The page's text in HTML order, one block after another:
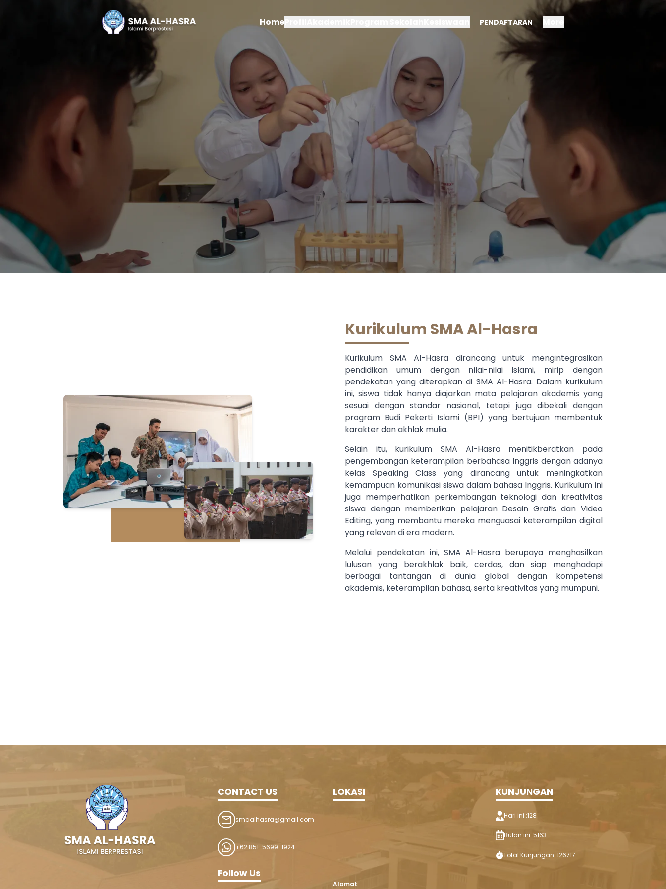
Home PENDAFTARAN
Kurikulum SMA Al-Hasra
Kurikulum SMA Al-Hasra dirancang untuk mengintegrasikan
pendidikan umum dengan nilai-nilai Islami, mirip dengan
pendekatan yang diterapkan di SMA Al-Hasra. Dalam kurikulum
ini, siswa tidak hanya diajarkan mata pelajaran akademis yang
sesuai dengan standar nasional, tetapi juga dibekali dengan
program Budi Pekerti Islami (BPI) yang bertujuan membentuk
karakter dan akhlak mulia.
Selain itu, kurikulum SMA Al-Hasra menitikberatkan pada
pengembangan keterampilan berbahasa Inggris dengan adanya
kelas Speaking Class yang dirancang untuk meningkatkan
kemampuan komunikasi siswa dalam bahasa Inggris. Kurikulum ini
juga memperhatikan perkembangan teknologi dan kreativitas
siswa dengan memberikan pelajaran Desain Grafis dan Video
Editing, yang membantu mereka menguasai keterampilan digital
yang relevan di era modern.
Melalui pendekatan ini, SMA Al-Hasra berupaya menghasilkan
lulusan yang berakhlak baik, cerdas, dan siap menghadapi
berbagai tantangan di dunia global dengan kompetensi
akademis, keterampilan bahasa, serta kreativitas yang mumpuni.
CONTACT US
smaalhasra@gmail.com
+62 851-5699-1924
Follow Us
LOKASI
Alamat
KUNJUNGAN
Hari ini :128
Bulan ini :5163
Total Kunjungan :126717